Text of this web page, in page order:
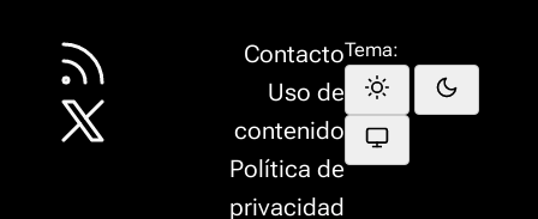
Contacto
Uso de
contenido
Política de
privacidad
Tema: